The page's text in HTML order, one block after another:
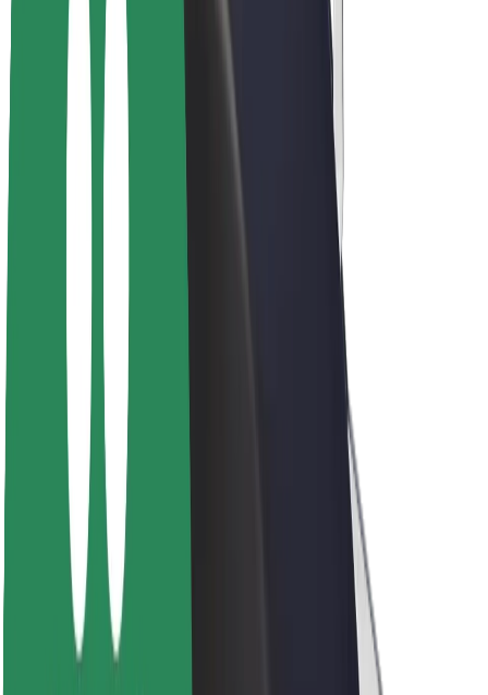
Bolt Mad partnere
Flåder
Virksomhed
Nyhedsrum
Retningslinjer for brand
Mission
Investorrelationer
Ledelse
Brand
Medier
Urban Fund
Sikkerhed